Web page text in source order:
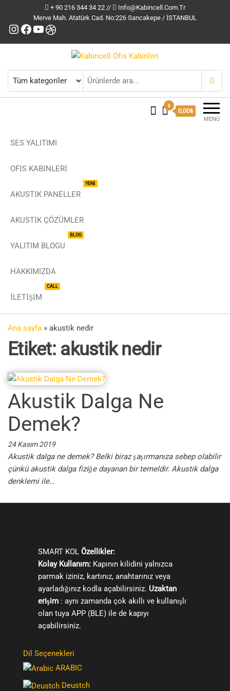
+ 90 216 344 34 22 //
Info@kabincell.com.tr
Merve Mah. Atatürk Cad. No:226 Sancakepe / İSTANBUL
Instagram
Facebook
YouTube
Dribbble
Kabincell Ofis Kabinleri
MENÜ
0
0,00₺
SES YALITIMI
OFİS KABİNLERİ
AKUSTİK PANELLER
YENİ
AKUSTIK ÇÖZÜMLER
YALITIM BLOGU
BLOG
HAKKIMIZDA
İLETIŞIM
CALL
Ana sayfa » akustik nedir
Etiket: akustik nedir
Akustik Dalga Ne
Demek?
24 Kasım 2019
Akustik dalga ne demek? Belki biraz şaşırmanıza sebep olabilir
çünkü akustik dalga fiziğe dayanan bir temeldir. Akustik dalga
denklemi ile…
SMART KOL Özellikler:
Kolay Kullanım:Kapının kilidini yalnızca
parmak iziniz, kartınız, anahtarınız veya
ayarladığınız kodla açabilirsiniz. Uzaktan
erişim: aynı zamanda çok akıllı ve kullanışlı
olan tuya APP (BLE) ile de kapıyı
açabilirsiniz.
Dil Seçenekleri
ARABIC
Deustch